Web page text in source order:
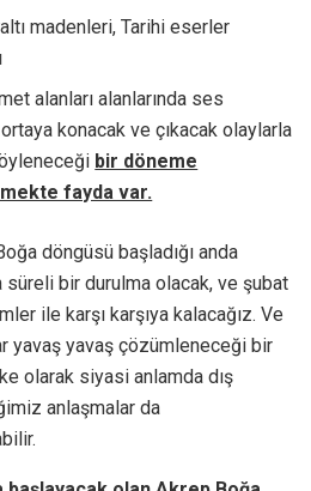
madenleri, Tarihi eserler
alanları alanlarında ses
konacak ve çıkacak olaylarla
bir döneme
fayda var.
döngüsü başladığı anda
bir durulma olacak, ve şubat
ile karşı karşıya kalacağız. Ve
yavaş yavaş çözümleneceği bir
olarak siyasi anlamda dış
anlaşmalar da